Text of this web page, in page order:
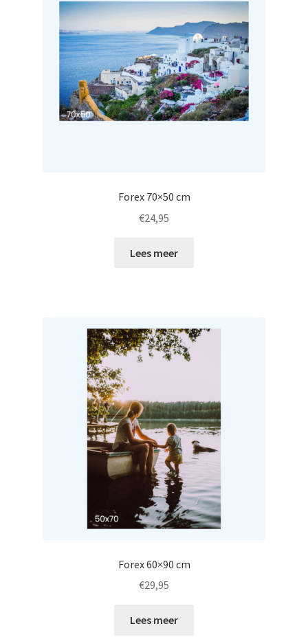
Forex 70×50 cm
€24,95
Lees meer
Forex 60×90 cm
€29,95
Lees meer